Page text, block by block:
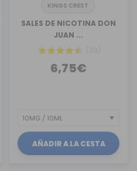
KINGS CREST
SALES DE NICOTINA DON
JUAN ...
(39)
6,75€
AÑADIR A LA CESTA